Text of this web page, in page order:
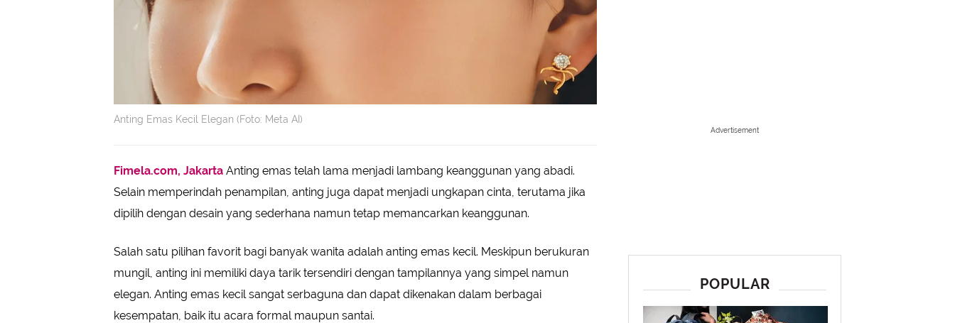
Anting Emas Kecil Elegan (Foto: Meta AI)
Fimela.com, Jakarta Anting emas telah lama menjadi lambang keanggunan yang abadi.
Selain memperindah penampilan, anting juga dapat menjadi ungkapan cinta, terutama jika
dipilih dengan desain yang sederhana namun tetap memancarkan keanggunan.
Salah satu pilihan favorit bagi banyak wanita adalah anting emas kecil. Meskipun berukuran
mungil, anting ini memiliki daya tarik tersendiri dengan tampilannya yang simpel namun
elegan. Anting emas kecil sangat serbaguna dan dapat dikenakan dalam berbagai
kesempatan, baik itu acara formal maupun santai.
Advertisement
POPULAR